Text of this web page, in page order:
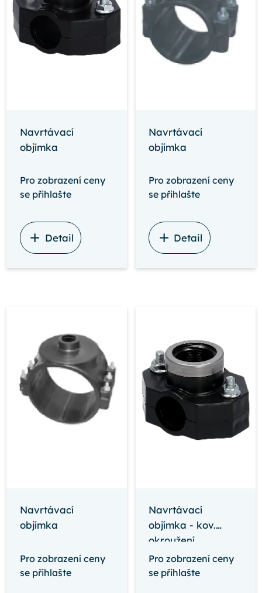
Navrtávací
objímka
Pro zobrazení ceny
se přihlašte
Detail
Navrtávací
objímka
Pro zobrazení ceny
se přihlašte
Detail
Navrtávací
objímka
Pro zobrazení ceny
se přihlašte
Navrtávací
objímka - kov.
okroužení
Pro zobrazení ceny
se přihlašte